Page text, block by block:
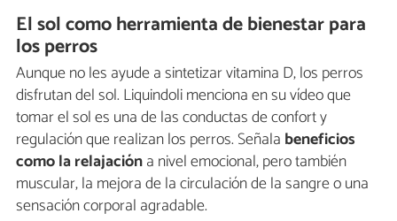
El sol como herramienta de bienestar para
los perros
Aunque no les ayude a sintetizar vitamina D, los perros
disfrutan del sol. Liquindoli menciona en su vídeo que
tomar el sol es una de las conductas de confort y
regulación que realizan los perros. Señala beneficios
como la relajacióna nivel emocional, pero también
muscular, la mejora de la circulación de la sangre o una
sensación corporal agradable.